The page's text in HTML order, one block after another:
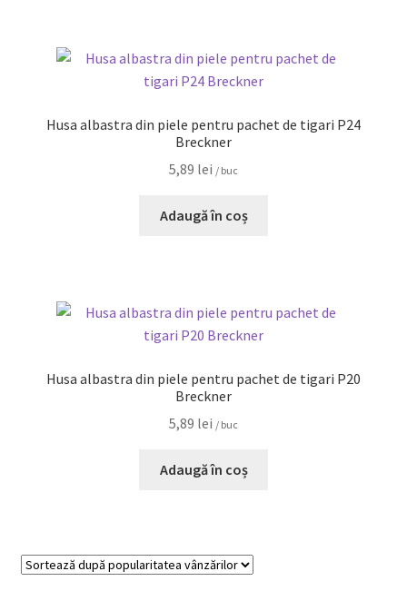
Husa albastra din piele pentru pachet de tigari P24
Breckner
5,89 lei / buc
Adaugă în coș
Husa albastra din piele pentru pachet de tigari P20
Breckner
5,89 lei / buc
Adaugă în coș